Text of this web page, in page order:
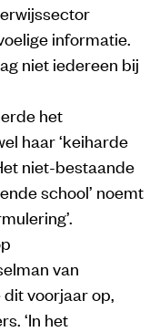
informatie.
niet iedereen bij
het
haar ‘keiharde
niet-bestaande
school’ noemt
van
voorjaar op,
‘In het